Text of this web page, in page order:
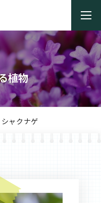
植物
ャクナゲ